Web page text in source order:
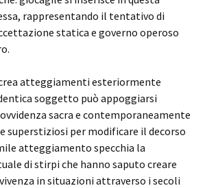
rappresentando il tentativo di
statica e governo operoso
atteggiamenti esteriormente
soggetto può appoggiarsi
sacra e contemporaneamente
superstiziosi per modificare il decorso
atteggiamento specchia la
di stirpi che hanno saputo creare
in situazioni attraverso i secoli